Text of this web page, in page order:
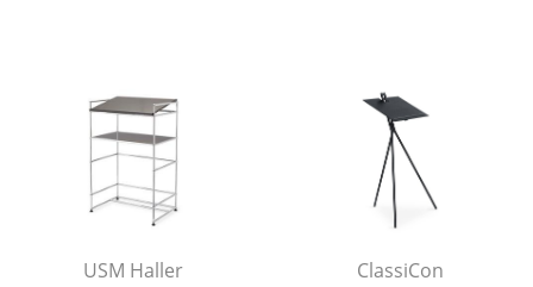
Meubles TV
Caissons roulants et Meubles d’appoint
Meubles de bar
Garde-robes
USM Haller ClassiCon